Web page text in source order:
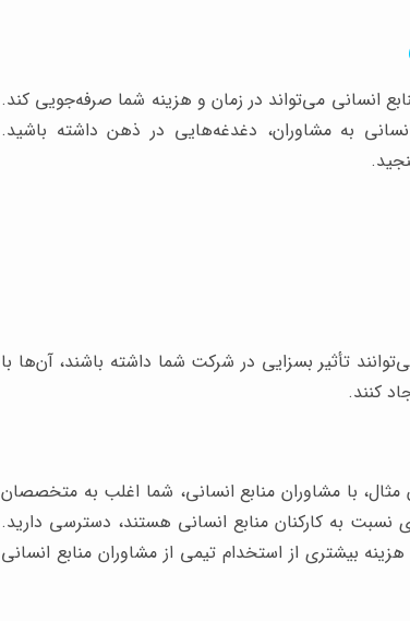
انسانی می‌تواند در زمان و هزینه شما صرفه‌جویی کند.
به مشاوران، دغدغه‌هایی در ذهن داشته باشید.
تأثیر بسزایی در شرکت شما داشته باشند، آن‌ها با
کنند.
مثال، با مشاوران منابع انسانی، شما اغلب به متخصصان
به کارکنان منابع انسانی هستند، دسترسی دارید.
بیشتری از استخدام تیمی از مشاوران منابع انسانی